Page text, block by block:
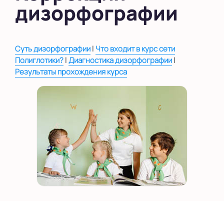
во Внуково
на Домодедовской
на Коломенской
области
Показать на карте
Выбрать другой город
дизорфографии
Суть дизорфографии| Что входит в курс сети
Полиглотики?|Диагностика дизорфографии|
Результаты прохождения курса